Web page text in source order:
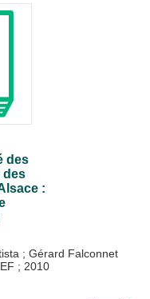
des
des
:
; Gérard Falconnet
; 2010